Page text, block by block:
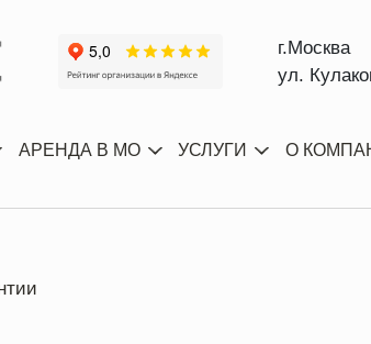
г.Москва
ул.
АРЕНДА В МО УСЛУГИ О